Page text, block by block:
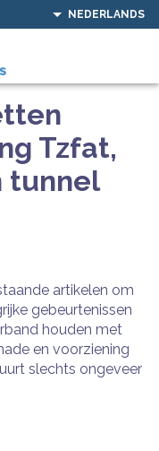
NEDERLANDS
Tzfat,
tunnel
artikelen om
gebeurtenissen
houden met
en voorziening
slechts ongeveer